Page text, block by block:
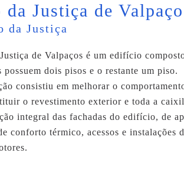
da Justiça de
da Justiça
de Valpaços é um edifício
dois pisos e o restante um piso.
consistiu em melhorar o
o revestimento exterior e toda a
integral das fachadas do edifício, de
conforto térmico, acessos e instalações